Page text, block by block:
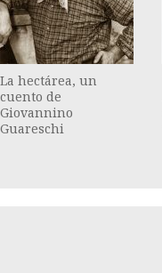
La hectárea, un
cuento de
Giovannino
Guareschi